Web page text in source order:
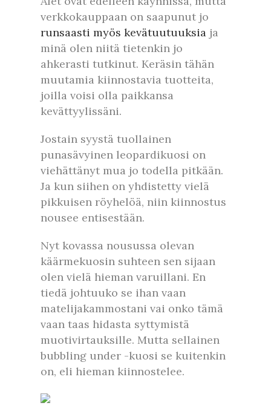
verkkokauppaan on saapunut jo
runsaasti myös kevätuutuuksia ja
minä olen niitä tietenkin jo
ahkerasti tutkinut. Keräsin tähän
muutamia kiinnostavia tuotteita,
joilla voisi olla paikkansa
kevättyylissäni.
Jostain syystä tuollainen
punasävyinen leopardikuosi on
viehättänyt mua jo todella pitkään.
Ja kun siihen on yhdistetty vielä
pikkuisen röyhelöä, niin kiinnostus
nousee entisestään.
Nyt kovassa nousussa olevan
käärmekuosin suhteen sen sijaan
olen vielä hieman varuillani. En
tiedä johtuuko se ihan vaan
matelijakammostani vai onko tämä
vaan taas hidasta syttymistä
muotivirtauksille. Mutta sellainen
bubbling under -kuosi se kuitenkin
on, eli hieman kiinnostelee.